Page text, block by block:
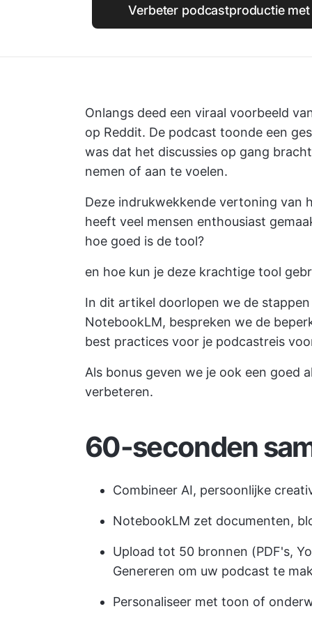
Verbeter podcastproductie
Onlangs deed een viraal voorbeeld
op Reddit. De podcast toonde een
was dat het discussies op gang
nemen of aan te voelen.
Deze indrukwekkende vertoning van
heeft veel mensen enthousiast
hoe goed is de tool?
en hoe kun je deze krachtige tool
In dit artikel doorlopen we de
NotebookLM, bespreken we de
best practices voor je podcastreis
Als bonus geven we je ook een goed
verbeteren.
60-seconden
Combineer AI, persoonlijke
NotebookLM zet documenten,
Upload tot 50 bronnen (PDF's,
Genereren om uw podcast te
Personaliseer met toon of